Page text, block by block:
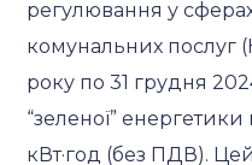
регулювання у
комунальних послуг
року по 31 грудня
“зеленої” енергетики
кВт·год (без ПДВ).